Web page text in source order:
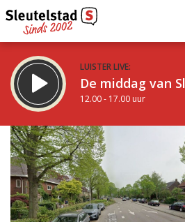
LUISTER LIVE:
De middag van
12.00 - 17.00 uur
STRAKS:
Sleutelstad 30
17.00 - 19.00 uur
Vorig uur
uur 1 van 0
Inklappen